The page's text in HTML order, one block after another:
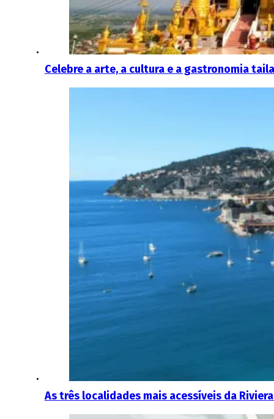
Celebre a arte, a cultura e a gastronomia
As três localidades mais acessíveis da